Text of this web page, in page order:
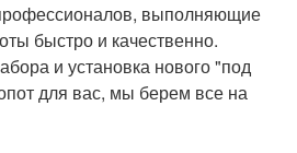
выполняющие
быстро и качественно.
и установка нового "под
для вас, мы берем все на